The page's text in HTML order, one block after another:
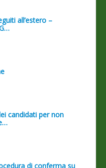
all’estero –
candidati per non
di conferma su